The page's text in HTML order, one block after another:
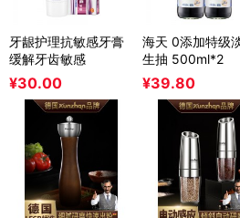
牙龈护理抗敏感牙膏
缓解牙齿敏感
¥30.00
海天 0添加特级
生抽 500ml*2
¥39.80